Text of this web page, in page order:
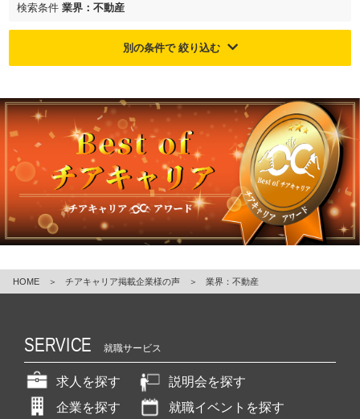
ャ
企
業
か
ら
ス
カ
ウ
ト
が
く
就
イ
ト
チ
ア
キ
検索条件業界：不動産
別の条件で 絞り込む
HOME ＞ チアキャリア掲載企業様の声 ＞ 業界：不動産
SERVICE 就職サービス
求人を探す
説明会を探す
企業を探す
就職イベントを探す